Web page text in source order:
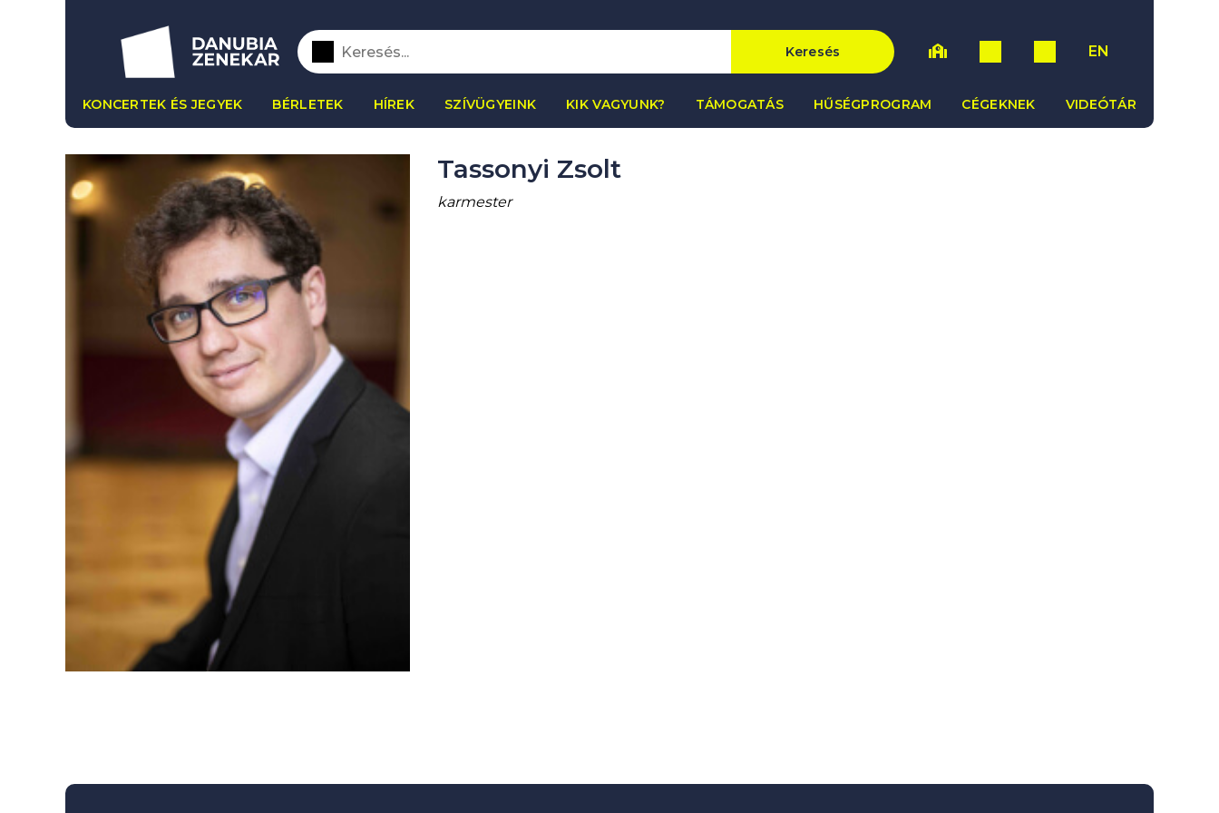
Keresés EN
KONCERTEK ÉS JEGYEK BÉRLETEK HÍREK SZÍVÜGYEINK KIK VAGYUNK? TÁMOGATÁS HŰSÉGPROGRAM CÉGEKNEK VIDEÓTÁR
Tassonyi Zsolt
karmester